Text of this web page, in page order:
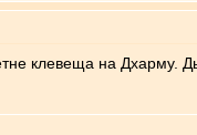
клевеща на Дхарму.